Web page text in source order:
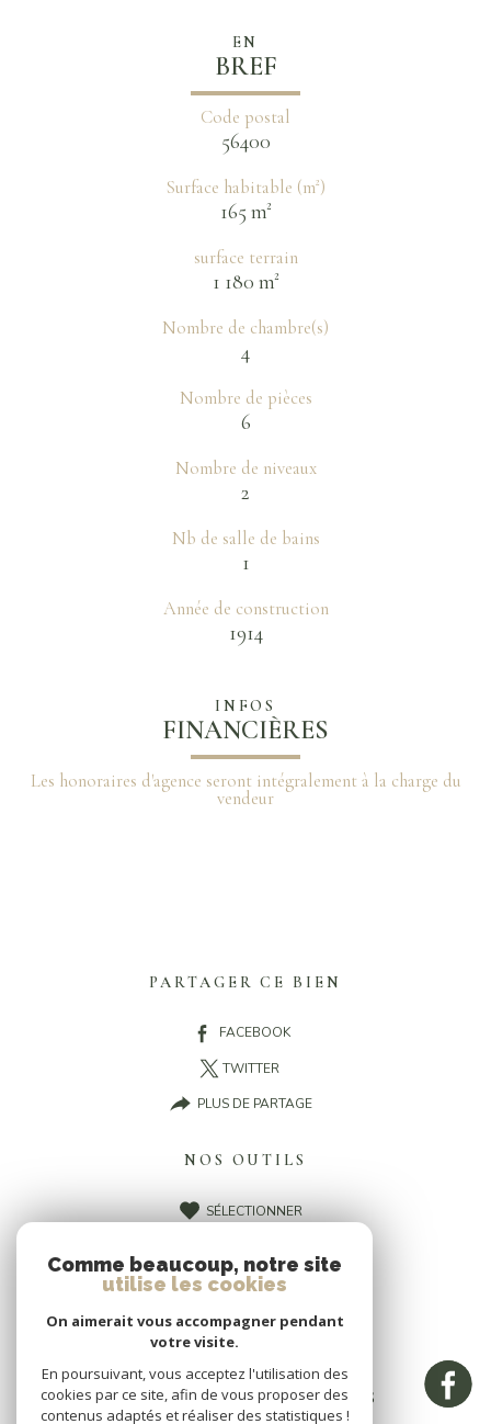
EN
BREF
Code postal
56400
Surface habitable (m²)
165 m²
surface terrain
1 180 m²
Nombre de chambre(s)
4
Nombre de pièces
6
Nombre de niveaux
2
Nb de salle de bains
1
Année de construction
1914
INFOS
FINANCIÈRES
Les honoraires d'agence seront intégralement à la charge du
vendeur
PARTAGER CE BIEN
FACEBOOK
TWITTER
PLUS DE PARTAGE
NOS OUTILS
SÉLECTIONNER
IMPRIMER
CES BIENS PEUVENT VOUS
Comme beaucoup, notre site
utilise les cookies
On aimerait vous accompagner pendant
votre visite.
En poursuivant, vous acceptez l'utilisation des
cookies par ce site, afin de vous proposer des
contenus adaptés et réaliser des statistiques !